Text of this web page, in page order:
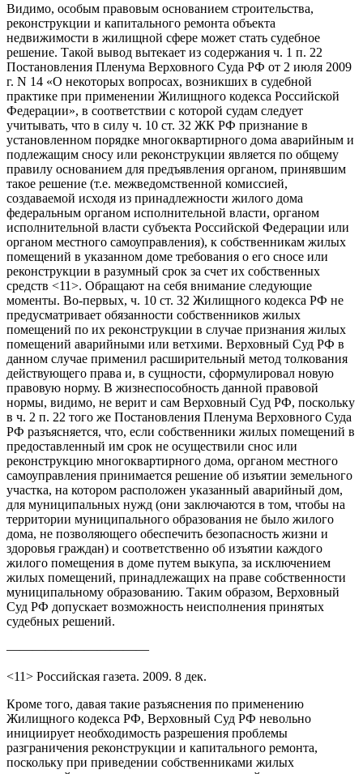
Видимо, особым правовым основанием строительства,
реконструкции и капитального ремонта объекта
недвижимости в жилищной сфере может стать судебное
решение. Такой вывод вытекает из содержания ч. 1 п. 22
Постановления Пленума Верховного Суда РФ от 2 июля 2009
г. N 14 «О некоторых вопросах, возникших в судебной
практике при применении Жилищного кодекса Российской
Федерации», в соответствии с которой судам следует
учитывать, что в силу ч. 10 ст. 32 ЖК РФ признание в
установленном порядке многоквартирного дома аварийным и
подлежащим сносу или реконструкции является по общему
правилу основанием для предъявления органом, принявшим
такое решение (т.е. межведомственной комиссией,
создаваемой исходя из принадлежности жилого дома
федеральным органом исполнительной власти, органом
исполнительной власти субъекта Российской Федерации или
органом местного самоуправления), к собственникам жилых
помещений в указанном доме требования о его сносе или
реконструкции в разумный срок за счет их собственных
средств <11>. Обращают на себя внимание следующие
моменты. Во-первых, ч. 10 ст. 32 Жилищного кодекса РФ не
предусматривает обязанности собственников жилых
помещений по их реконструкции в случае признания жилых
помещений аварийными или ветхими. Верховный Суд РФ в
данном случае применил расширительный метод толкования
действующего права и, в сущности, сформулировал новую
правовую норму. В жизнеспособность данной правовой
нормы, видимо, не верит и сам Верховный Суд РФ, поскольку
в ч. 2 п. 22 того же Постановления Пленума Верховного Суда
РФ разъясняется, что, если собственники жилых помещений в
предоставленный им срок не осуществили снос или
реконструкцию многоквартирного дома, органом местного
самоуправления принимается решение об изъятии земельного
участка, на котором расположен указанный аварийный дом,
для муниципальных нужд (они заключаются в том, чтобы на
территории муниципального образования не было жилого
дома, не позволяющего обеспечить безопасность жизни и
здоровья граждан) и соответственно об изъятии каждого
жилого помещения в доме путем выкупа, за исключением
жилых помещений, принадлежащих на праве собственности
муниципальному образованию. Таким образом, Верховный
Суд РФ допускает возможность неисполнения принятых
судебных решений.
———————————
<11> Российская газета. 2009. 8 дек.
Кроме того, давая такие разъяснения по применению
Жилищного кодекса РФ, Верховный Суд РФ невольно
инициирует необходимость разрешения проблемы
разграничения реконструкции и капитального ремонта,
поскольку при приведении собственниками жилых